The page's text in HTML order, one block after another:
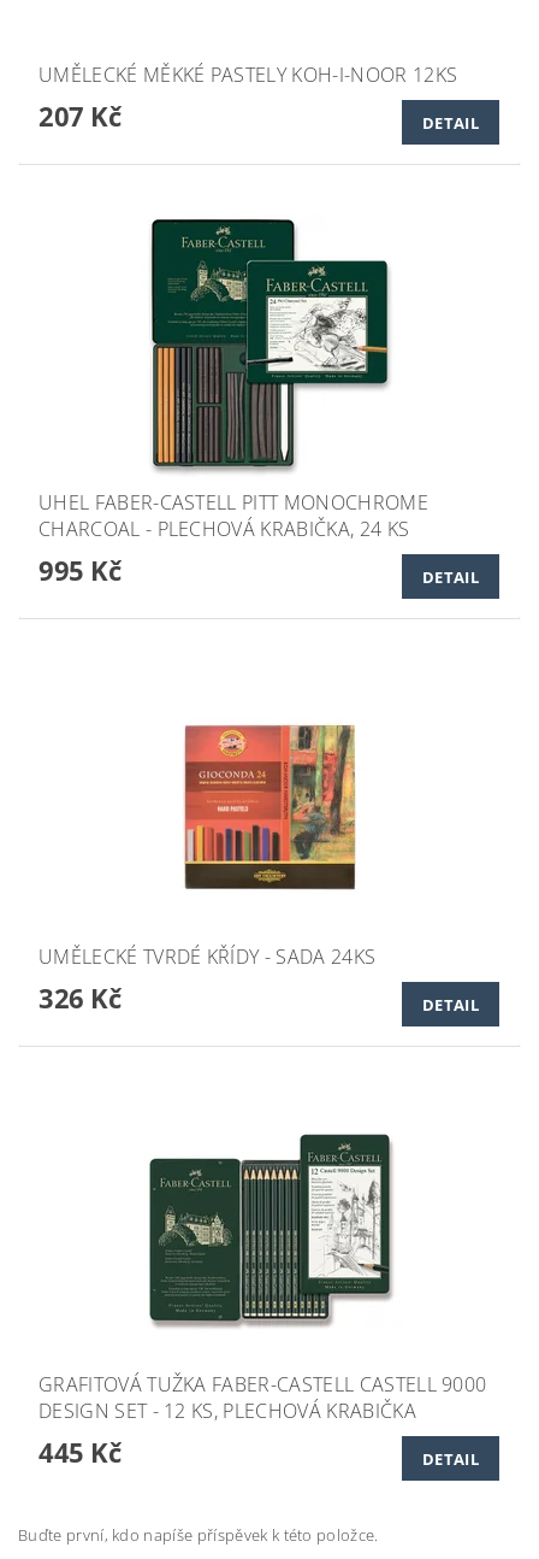
UMĚLECKÉ MĚKKÉ PASTELY KOH-I-NOOR 12KS
207 Kč DETAIL
UHEL FABER-CASTELL PITT MONOCHROME
CHARCOAL - PLECHOVÁ KRABIČKA, 24 KS
995 Kč DETAIL
UMĚLECKÉ TVRDÉ KŘÍDY - SADA 24KS
326 Kč DETAIL
GRAFITOVÁ TUŽKA FABER-CASTELL CASTELL 9000
DESIGN SET - 12 KS, PLECHOVÁ KRABIČKA
445 Kč DETAIL
Buďte první, kdo napíše příspěvek k této položce.